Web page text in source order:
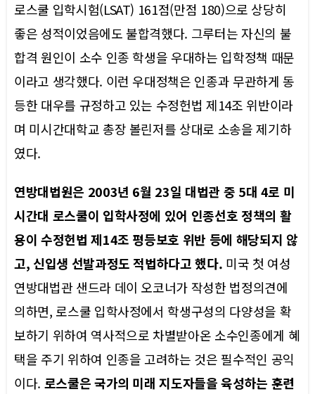
로스쿨 입학시험(LSAT) 161점(만점 180)으로 상당히
좋은 성적이었음에도 불합격했다. 그루터는 자신의 불
합격 원인이 소수 인종 학생을 우대하는 입학정책 때문
이라고 생각했다. 이런 우대정책은 인종과 무관하게 동
등한 대우를 규정하고 있는 수정헌법 제14조 위반이라
며 미시간대학교 총장 볼린저를 상대로 소송을 제기하
였다.
연방대법원은 2003년 6월 23일 대법관 중 5대 4로 미
시간대 로스쿨이 입학사정에 있어 인종선호 정책의 활
용이 수정헌법 제14조 평등보호 위반 등에 해당되지 않
고, 신입생 선발과정도 적법하다고 했다. 미국 첫 여성
연방대법관 샌드라 데이 오코너가 작성한 법정의견에
의하면, 로스쿨 입학사정에서 학생구성의 다양성을 확
보하기 위하여 역사적으로 차별받아온 소수인종에게 혜
택을 주기 위하여 인종을 고려하는 것은 필수적인 공익
이다. 로스쿨은 국가의 미래 지도자들을 육성하는 훈련